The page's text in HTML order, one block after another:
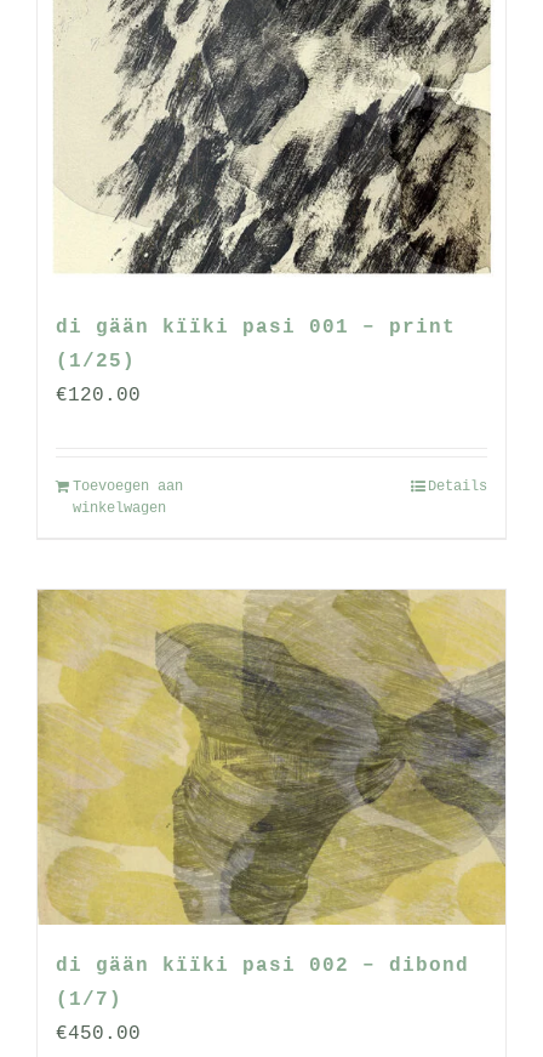
di gään kïïki pasi 001 – print
(1/25)
€120.00
Toevoegen aan
winkelwagen
Details
di gään kïïki pasi 002 – dibond
(1/7)
€450.00